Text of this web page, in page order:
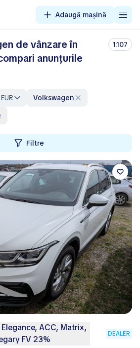
Adaugă mașină
de vânzare în
anunțurile
1.107
EUR
Volkswagen
Filtre
ACC, Matrix,
FV 23%
DEALER